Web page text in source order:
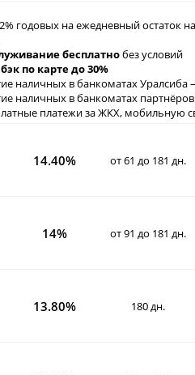
годовых на ежедневный остаток
бесплатнобез условий
по карте до 30%
наличных в банкоматах Уралсиба
наличных в банкоматах
платежи за ЖКХ, мобильную
14.40% от 61 до 181 дн.
14% от 91 до 181 дн.
13.80% 180 дн.